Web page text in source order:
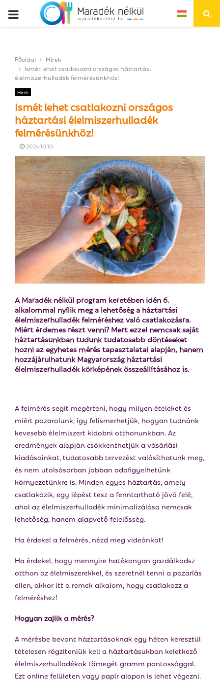
P
M
A
M
N
U
Főoldal
Hírek
Ismét lehet csatlakozni országos háztartási
élelmiszerhulladék felmérésünkhöz!
Hírek
Ismét lehet csatlakozni országos
háztartási élelmiszerhulladék
felmérésünkhöz!
2024.10.10.
A Maradék nélkül program keretében idén 6.
alkalommal nyílik meg a lehetőség a háztartási
élelmiszerhulladék felméréshez való csatlakozásra.
Miért érdemes részt venni? Mert ezzel nemcsak saját
háztartásunkban tudunk tudatosabb döntéseket
hozni az egyhetes mérés tapasztalatai alapján, hanem
hozzájárulhatunk Magyarország háztartási
élelmiszerhulladék körképének összeállításához is.
A felmérés segít megérteni, hogy milyen ételeket és
miért pazarolunk, így felismerhetjük, hogyan tudnánk
kevesebb élelmiszert kidobni otthonunkban. Az
eredmények alapján csökkenthetjük a vásárlási
kiadásainkat, tudatosabb tervezést valósíthatunk meg,
és nem utolsósorban jobban odafigyelhetünk
környezetünkre is. Minden egyes háztartás, amely
csatlakozik, egy lépést tesz a fenntartható jövő felé,
ahol az élelmiszerhulladék minimalizálása nemcsak
lehetőség, hanem alapvető felelősség.
Ha érdekel a felmérés, nézd meg videónkat!
Ha érdekel, hogy mennyire hatékonyan gazdálkodsz
otthon az élelmiszerekkel, és szeretnél tenni a pazarlás
ellen, akkor itt a remek alkalom, hogy csatlakozz a
felméréshez!
Hogyan zajlik a mérés?
A mérésbe bevont háztartásoknak egy héten keresztül
tételesen rögzíteniük kell a háztartásukban keletkező
élelmiszerhulladékok tömegét gramm pontossággal.
Ezt online felületen vagy papír alapon is lehet végezni.